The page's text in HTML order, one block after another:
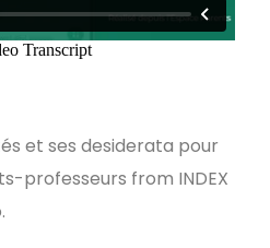
et ses desiderata pour
professeurs from INDEX
.